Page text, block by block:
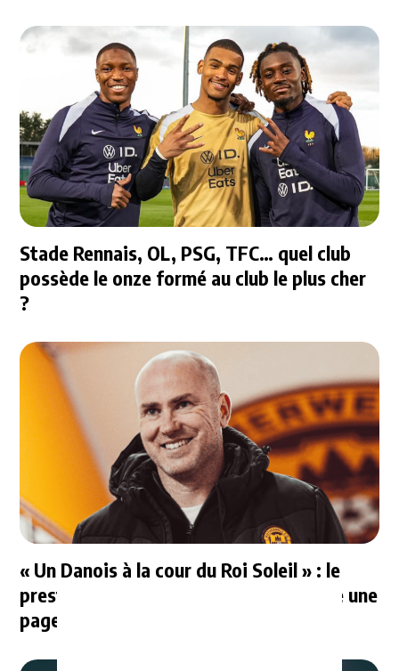
Stade Rennais, OL, PSG, TFC… quel club
possède le onze formé au club le plus cher
?
« Un Danois à la cour du Roi Soleil » : le
prestigieux Mundo Deportivo consacre une
page entière à Jens Berthel Askou